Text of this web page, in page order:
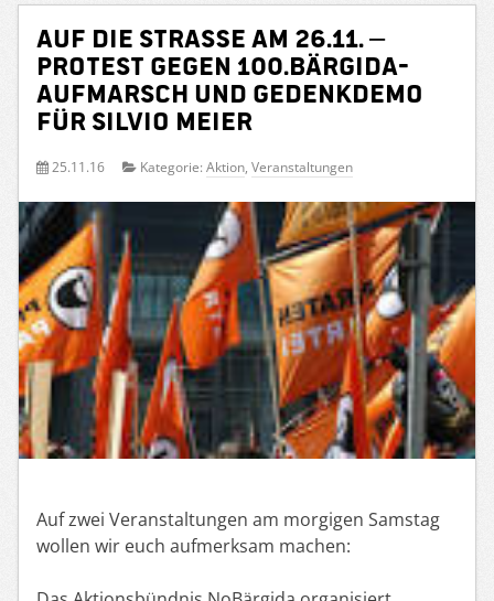
Auf die Straße am 26.11. –
Protest gegen 100.Bärgida-
Aufmarsch und Gedenkdemo
für Silvio Meier
25.11.16 Kategorie: Aktion, Veranstaltungen
Auf zwei Veranstaltungen am morgigen Samstag
wollen wir euch aufmerksam machen: